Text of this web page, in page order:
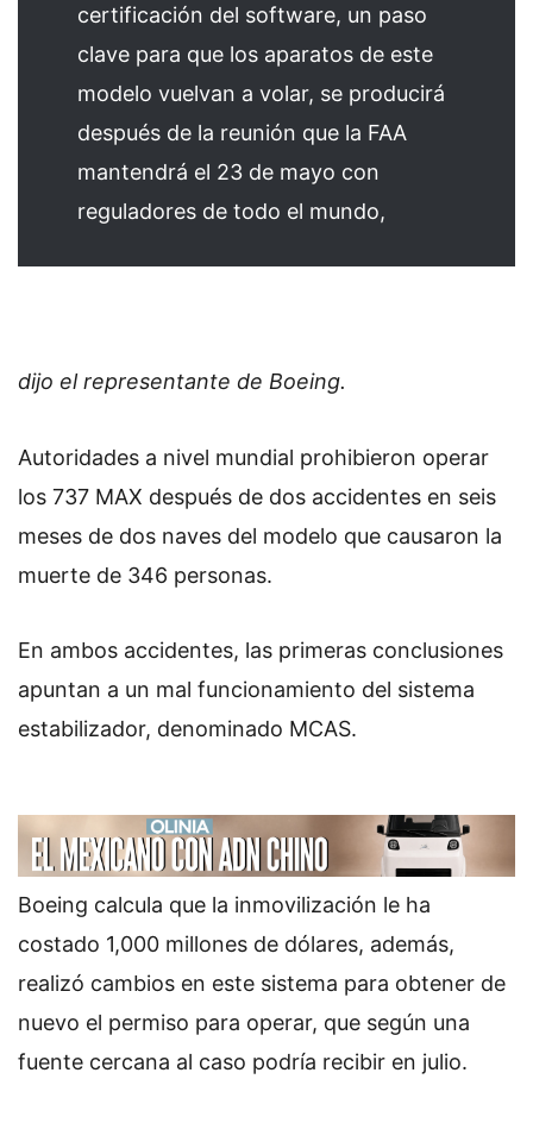
certificación del software, un paso
clave para que los aparatos de este
modelo vuelvan a volar, se producirá
después de la reunión que la FAA
mantendrá el 23 de mayo con
reguladores de todo el mundo,
dijo el representante de Boeing.
Autoridades a nivel mundial prohibieron operar
los 737 MAX después de dos accidentes en seis
meses de dos naves del modelo que causaron la
muerte de 346 personas.
En ambos accidentes, las primeras conclusiones
apuntan a un mal funcionamiento del sistema
estabilizador, denominado MCAS.
Boeing calcula que la inmovilización le ha
costado 1,000 millones de dólares, además,
realizó cambios en este sistema para obtener de
nuevo el permiso para operar, que según una
fuente cercana al caso podría recibir en julio.